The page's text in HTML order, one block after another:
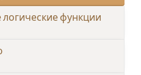
функции